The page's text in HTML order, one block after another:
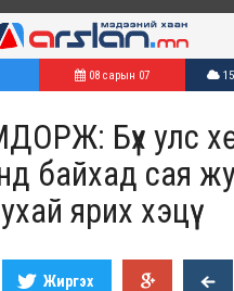
08 сарын 07
Бүх улс
байхад сая
ярих хэцүү
Жиргэх